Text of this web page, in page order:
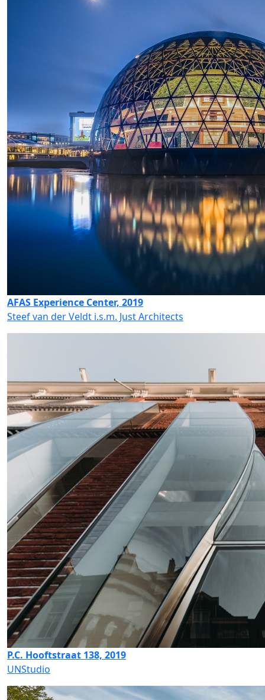
AFAS Experience Center, 2019
Steef van der Veldt i.s.m. Just Architects
P.C. Hooftstraat 138, 2019
UNStudio